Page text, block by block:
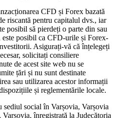
CFD și Forex bazată
riscantă pentru capitalul dvs., iar
posibil să pierdeți o parte din sau
posibil ca CFD-urile și Forex-
Asigurați-vă că înțelegeți
solicitați consiliere
de acest site web nu se
țări și nu sunt destinate
sau utilizarea acestor informații
și reglementările locale.
social în Varșovia, Varșovia
înregistrată la Judecătoria